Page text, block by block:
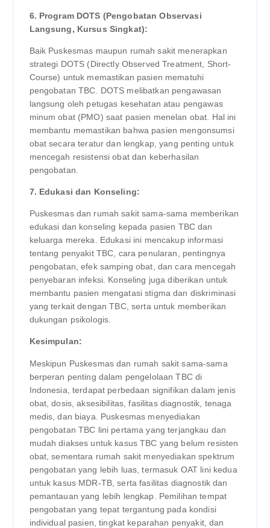
6. Program DOTS (Pengobatan Observasi
Langsung, Kursus Singkat):
Baik Puskesmas maupun rumah sakit menerapkan
strategi DOTS (Directly Observed Treatment, Short-
Course) untuk memastikan pasien mematuhi
pengobatan TBC. DOTS melibatkan pengawasan
langsung oleh petugas kesehatan atau pengawas
minum obat (PMO) saat pasien menelan obat. Hal ini
membantu memastikan bahwa pasien mengonsumsi
obat secara teratur dan lengkap, yang penting untuk
mencegah resistensi obat dan keberhasilan
pengobatan.
7. Edukasi dan Konseling:
Puskesmas dan rumah sakit sama-sama memberikan
edukasi dan konseling kepada pasien TBC dan
keluarga mereka. Edukasi ini mencakup informasi
tentang penyakit TBC, cara penularan, pentingnya
pengobatan, efek samping obat, dan cara mencegah
penyebaran infeksi. Konseling juga diberikan untuk
membantu pasien mengatasi stigma dan diskriminasi
yang terkait dengan TBC, serta untuk memberikan
dukungan psikologis.
Kesimpulan:
Meskipun Puskesmas dan rumah sakit sama-sama
berperan penting dalam pengelolaan TBC di
Indonesia, terdapat perbedaan signifikan dalam jenis
obat, dosis, aksesibilitas, fasilitas diagnostik, tenaga
medis, dan biaya. Puskesmas menyediakan
pengobatan TBC lini pertama yang terjangkau dan
mudah diakses untuk kasus TBC yang belum resisten
obat, sementara rumah sakit menyediakan spektrum
pengobatan yang lebih luas, termasuk OAT lini kedua
untuk kasus MDR-TB, serta fasilitas diagnostik dan
pemantauan yang lebih lengkap. Pemilihan tempat
pengobatan yang tepat tergantung pada kondisi
individual pasien, tingkat keparahan penyakit, dan